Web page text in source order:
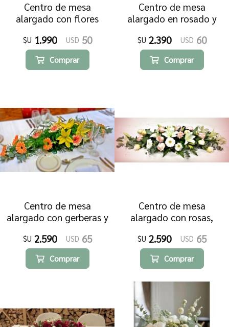
Centro de mesa
alargado con flores
$U 1.990 USD 50
Comprar
Centro de mesa
alargado en rosado y
$U 2.390 USD 60
Comprar
Centro de mesa
alargado con gerberas y
$U 2.590 USD 65
Comprar
Centro de mesa
alargado con rosas,
$U 2.590 USD 65
Comprar